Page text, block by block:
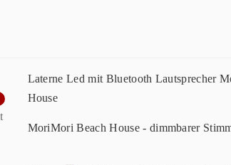
Laterne Led mit Bluetooth Lautsprecher
House
MoriMori Beach House - dimmbarer